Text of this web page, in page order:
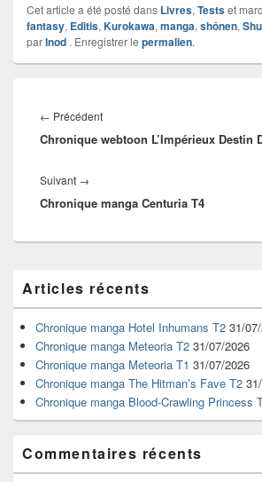
Cet article a été posté dans Livres, Testset
fantasy, Editis, Kurokawa, manga, shônen,
parInod . Enregistrer le permalien.
de
l’article
← PrécédentArticle
précédent :
Chronique webtoon L’Impérieux Destin
Suivant →
suivant :
Chronique manga Centuria T4
principale
de
widget
pour
barre
latérale
Articles récents
Chronique manga Hotel Inhumans T2 31/
Chronique manga Meteoria T2 31/07/2026
Chronique manga Meteoria T1 31/07/2026
Chronique manga The Hitman’s Fave T2
Chronique manga Blood-Crawling Princess
Commentaires récents